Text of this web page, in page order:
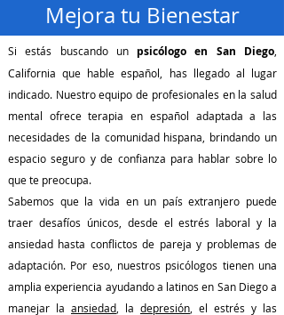
Mejora tu Bienestar
Si estás buscando un psicólogo en San Diego
California que hable español, has llegado al lugar
indicado. Nuestro equipo de profesionales en la salud
mental ofrece terapia en español adaptada a las
necesidades de la comunidad hispana, brindando un
espacio seguro y de confianza para hablar sobre lo
que te preocupa.
Sabemos que la vida en un país extranjero puede
traer desafíos únicos, desde el estrés laboral y la
ansiedad hasta conflictos de pareja y problemas de
adaptación. Por eso, nuestros psicólogos tienen una
amplia experiencia ayudando a latinos en San Diego a
manejar la ansiedad , la depresión , el estrés y las